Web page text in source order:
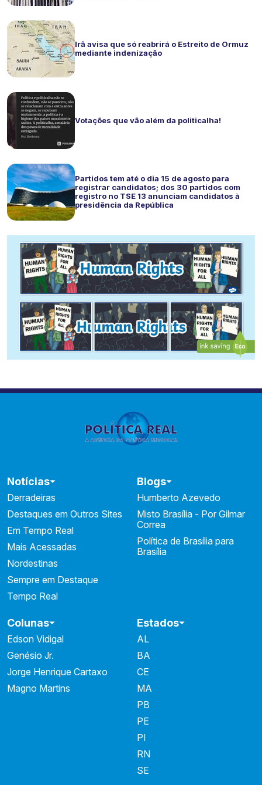
Irã avisa que só reabrirá o Estreito de Ormuz
mediante indenização
Votações que vão além da politicalha!
Partidos tem até o dia 15 de agosto para
registrar candidatos; dos 30 partidos com
registro no TSE 13 anunciam candidatos à
presidência da República
Derradeiras
Destaques em Outros Sites
Em Tempo Real
Mais Acessadas
Nordestinas
Sempre em Destaque
Tempo Real
Notícias
Humberto Azevedo
Misto Brasília - Por Gilmar
Correa
Política de Brasília para
Brasília
Blogs
Edson Vidigal
Genésio Jr.
Jorge Henrique Cartaxo
Magno Martins
Colunas
AL
BA
CE
MA
PB
PE
PI
RN
SE
Estados